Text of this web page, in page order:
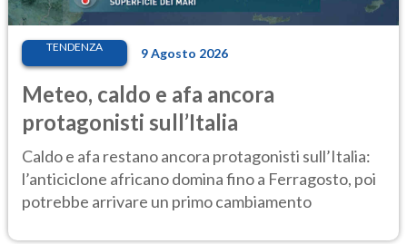
TENDENZA 9 Agosto 2026
Meteo, caldo e afa ancora
protagonisti sull’Italia
Caldo e afa restano ancora protagonisti sull’Italia:
l’anticiclone africano domina fino a Ferragosto, poi
potrebbe arrivare un primo cambiamento